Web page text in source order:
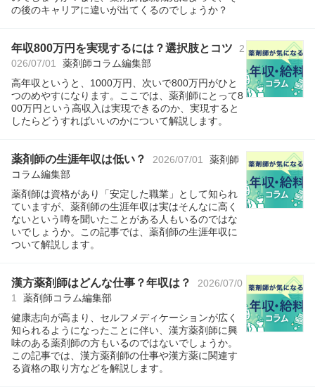
の後のキャリアに違いが出てくるのでしょうか？
年収800万円を実現するには？選択肢とコツ
2
026/07/01
薬剤師コラム編集部
高年収というと、1000万円、次いで800万円がひと
つのめやすになります。ここでは、薬剤師にとって8
00万円という高収入は実現できるのか、実現すると
したらどうすればいいのかについて解説します。
薬剤師の生涯年収は低い？ 2026/07/01
薬剤師
コラム編集部
薬剤師は資格があり「安定した職業」として知られ
ていますが、薬剤師の生涯年収は実はそんなに高く
ないという噂を聞いたことがある人もいるのではな
いでしょうか。この記事では、薬剤師の生涯年収に
ついて解説します。
漢方薬剤師はどんな仕事？年収は？
2026/07/0
1
薬剤師コラム編集部
健康志向が高まり、セルフメディケーションが広く
知られるようになったことに伴い、漢方薬剤師に興
味のある薬剤師の方もいるのではないでしょうか。
この記事では、漢方薬剤師の仕事や漢方薬に関連す
る資格の取り方などを解説します。